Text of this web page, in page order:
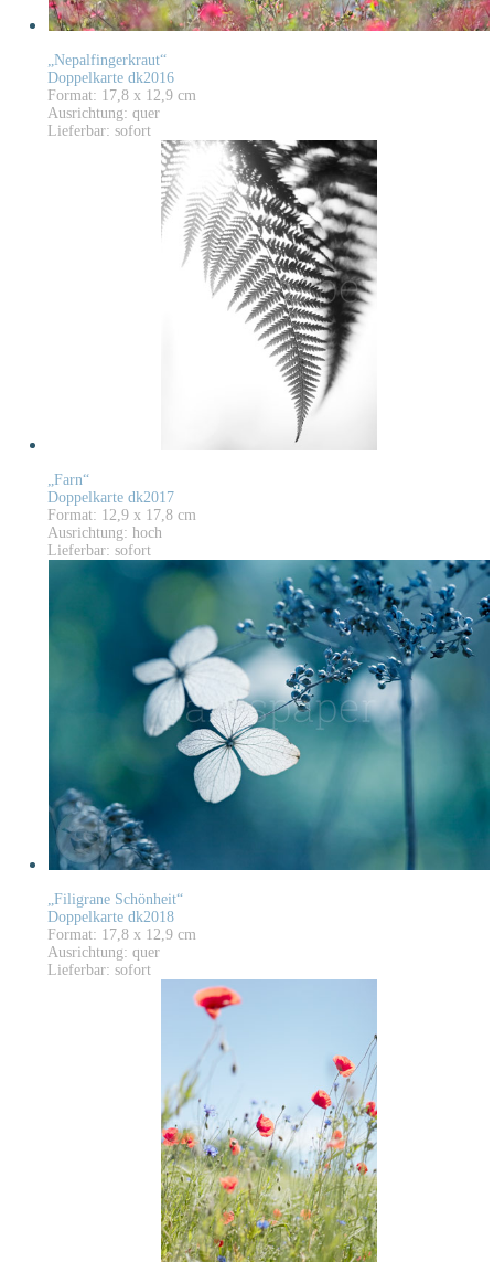
„Nepalfingerkraut“
Doppelkarte dk2016
Format: 17,8 x 12,9 cm
Ausrichtung: quer
Lieferbar: sofort
„Farn“
Doppelkarte dk2017
Format: 12,9 x 17,8 cm
Ausrichtung: hoch
Lieferbar: sofort
„Filigrane Schönheit“
Doppelkarte dk2018
Format: 17,8 x 12,9 cm
Ausrichtung: quer
Lieferbar: sofort